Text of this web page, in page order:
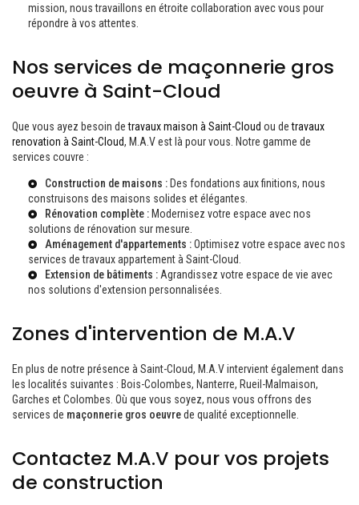
mission, nous travaillons en étroite collaboration avec vous pour
répondre à vos attentes.
Nos services de maçonnerie gros
oeuvre à Saint-Cloud
Que vous ayez besoin detravaux maison à Saint-Cloud ou detravaux
renovation à Saint-Cloud, M.A.V est là pour vous. Notre gamme de
services couvre :
Construction de maisons : Des fondations aux finitions, nous
construisons des maisons solides et élégantes.
Rénovation complète : Modernisez votre espace avec nos
solutions de rénovation sur mesure.
Aménagement d'appartements :Optimisez votre espace avec nos
services detravaux appartement à Saint-Cloud
Extension de bâtiments : Agrandissez votre espace de vie avec
nos solutions d'extension personnalisées.
Zones d'intervention de M.A.V
En plus de notre présence à Saint-Cloud, M.A.V intervient également dans
les localités suivantes : Bois-Colombes, Nanterre, Rueil-Malmaison,
Garches et Colombes. Où que vous soyez, nous vous offrons des
services de maçonnerie gros oeuvrede qualité exceptionnelle.
Contactez M.A.V pour vos projets
de construction